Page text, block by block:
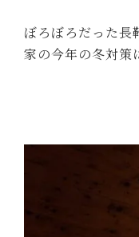
ぼろぼろだった長
家の今年の冬対策